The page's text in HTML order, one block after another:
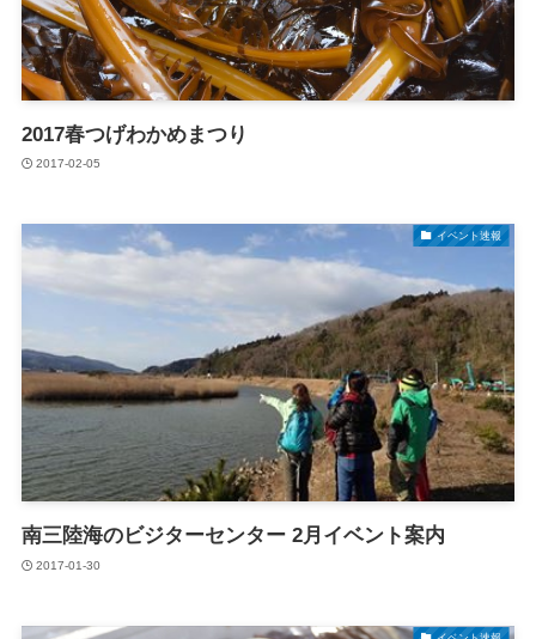
2017春つげわかめまつり
2017-02-05
イベント速報
南三陸海のビジターセンター 2月イベント案内
2017-01-30